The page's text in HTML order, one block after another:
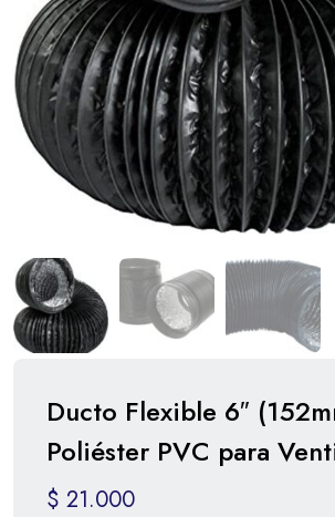
Ducto Flexible 6″
Poliéster PVC para
$ 21.000